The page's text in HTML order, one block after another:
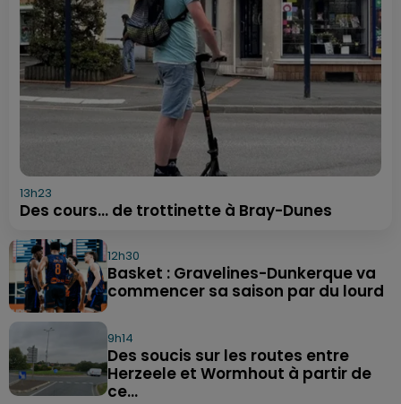
13h23
Des cours... de trottinette à Bray-Dunes
12h30
Basket : Gravelines-Dunkerque va
commencer sa saison par du lourd
9h14
Des soucis sur les routes entre
Herzeele et Wormhout à partir de
ce...